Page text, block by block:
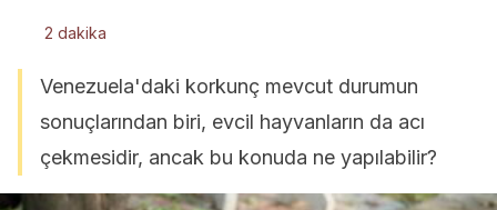
2 dakika
Venezuela'daki korkunç mevcut durumun
sonuçlarından biri, evcil hayvanların da acı
çekmesidir, ancak bu konuda ne yapılabilir?